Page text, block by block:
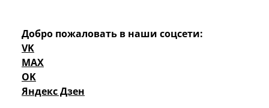
Добро пожаловать в наши соцсети:
VK
MAX
OK
Яндекс Дзен